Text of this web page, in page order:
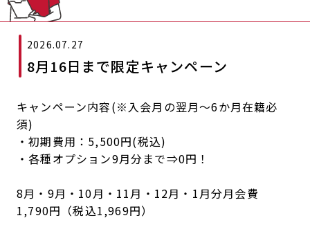
会員の方へトップ
会員様へのお知らせ
アクセス 店舗情報・サービス
よくあるご質問 店舗へのお問い合わせ
入会のお手続きをする
入会するトップ
Appで入会手続き料金・サービス等詳しく見る
キャンペーン
JOYFIT総合トップ
2026.07.27
8月16日まで限定キャンペーン
キャンペーン内容(※入会月の翌月～6か月在籍必
須)
・初期費用：5,500円(税込)
・各種オプション9月分まで⇒0円！
8月・9月・10月・11月・12月・1月分月会費
1,790円（税込1,969円）